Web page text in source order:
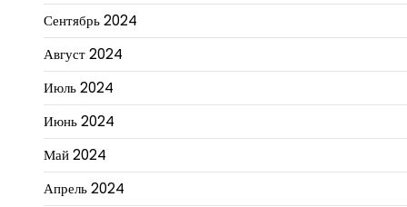
Сентябрь 2024
Август 2024
Июль 2024
Июнь 2024
Май 2024
Апрель 2024